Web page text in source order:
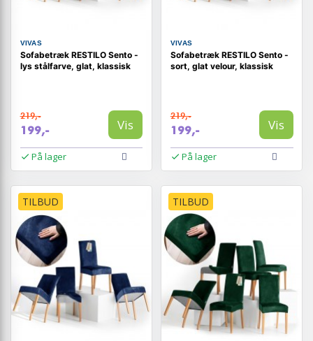
VIVAS
Sofabetræk RESTILO Sento -
lys stålfarve, glat, klassisk
219,-
199,- Vis
På lager
VIVAS
Sofabetræk RESTILO Sento -
sort, glat velour, klassisk
219,-
199,- Vis
På lager
TILBUD TILBUD